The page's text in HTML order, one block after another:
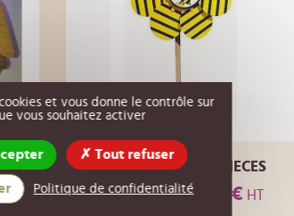
PUZZLE MAYA 24 PIECES
Réf : 00BT11
12,50 € HT
et vous donne le contrôle sur
vous souhaitez activer
Tout refuser
Politique de confidentialité